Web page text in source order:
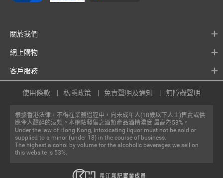
關於我們
網上購物
客戶服務
根據香港法律，不得在業務過程中，向未成年人(18歲以下人士)售賣或供
應令人醺醉的酒類。本網站發售之酒類產品酒精濃度 最高為53%。
Under the law of Hong Kong, intoxicating liquor must not be sold or
supplied to a minor (under 18) in the course of business.
The highest alcohol by volume for the alcoholic beverages we sell on
this website is 53%.
使用條款 私隱政策 免責聲明及通知 無障礙聲明